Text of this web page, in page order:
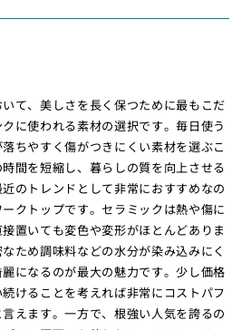
て、美しさを長く保つために最もこだ
に使われる素材の選択です。毎日使う
ちやすく傷がつきにくい素材を選ぶこ
間を短縮し、暮らしの質を向上させる
のトレンドとして非常におすすめなの
クトップです。セラミックは熱や傷に
置いても変色や変形がほとんどありま
ため調味料などの水分が染み込みにく
になるのが最大の魅力です。少し価格
けることを考えれば非常にコストパフ
えます。一方で、根強い人気を誇るの